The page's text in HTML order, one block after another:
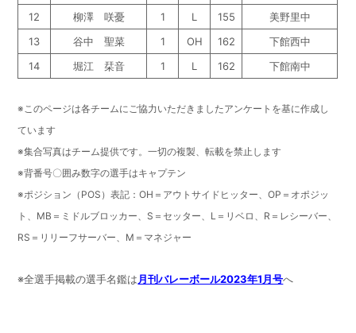
12
柳澤 咲憂 1 L 155
美野里中
13
谷中 聖菜 1 OH 162
下館西中
14
堀江 栞音 1 L 162 下館南中
※このページは各チームにご協力いただきましたアンケートを基に作成し
ています
※集合写真はチーム提供です。一切の複製、転載を禁止します
※背番号〇囲み数字の選手はキャプテン
※ポジション（POS）表記：OH＝アウトサイドヒッター、OP＝オポジッ
ト、MB＝ミドルブロッカー、S＝セッター、L＝リベロ、R＝レシーバー、
RS＝リリーフサーバー、M＝マネジャー
※全選手掲載の選手名鑑は月刊バレーボール2023年1月号へ